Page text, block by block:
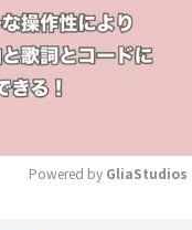
Powered by GliaStudios